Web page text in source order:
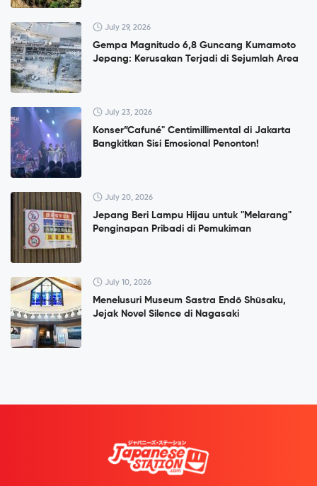
July 29, 2026
Gempa Magnitudo 6,8 Guncang Kumamoto
Jepang: Kerusakan Terjadi di Sejumlah Area
July 23, 2026
Konser”Cafuné" Centimillimental di Jakarta
Bangkitkan Sisi Emosional Penonton!
July 20, 2026
Jepang Beri Lampu Hijau untuk "Melarang"
Penginapan Pribadi di Pemukiman
July 10, 2026
Menelusuri Museum Sastra Endō Shūsaku,
Jejak Novel Silence di Nagasaki